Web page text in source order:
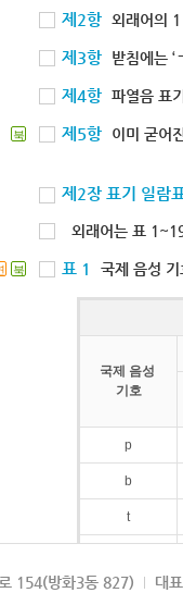
제2항 외래어의
제3항 받침에는 ‘
제4항 파열음 표
북 제5항 이미 굳어
제2장 표기 일람
외래어는 표
북 표 1 국제 음성
국제 음성
기호
p
b
t
k
154(방화3동 827) 대